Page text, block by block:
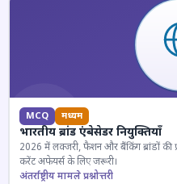
MCQ मध्यम
भारतीय ब्रांड एंबेसेडर नियुक्तियाँ
2026 में लक्जरी, फैशन और बैंकिंग ब्रांडों की
करेंट अफेयर्स के लिए जरूरी।
अंतर्राष्ट्रीय मामले प्रश्नोत्तरी